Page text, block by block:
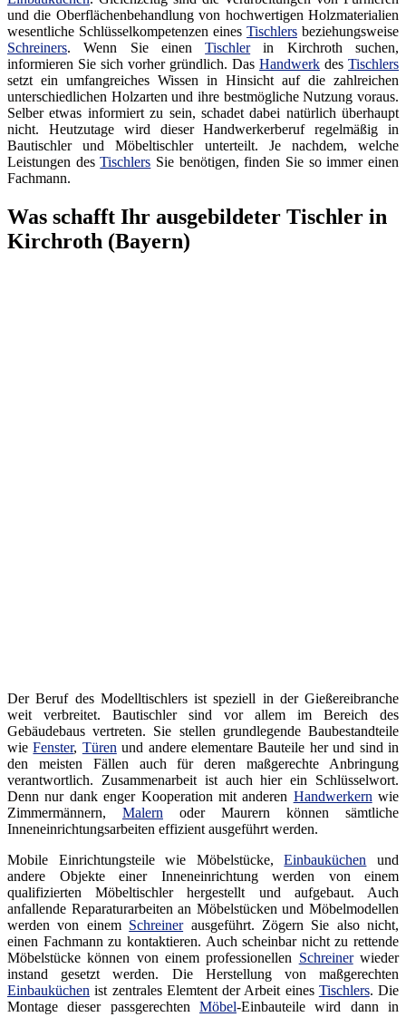
und die Oberflächenbehandlung von hochwertigen Holzmaterialien
wesentliche Schlüsselkompetenzen eines Tischlers beziehungsweise
Schreiners. Wenn Sie einenTischlerin Kirchroth suchen,
informieren Sie sich vorher gründlich. Das Handwerk des Tischlers
setzt ein umfangreiches Wissen in Hinsicht auf die zahlreichen
unterschiedlichen Holzarten und ihre bestmögliche Nutzung voraus.
Selber etwas informiert zu sein, schadet dabei natürlich überhaupt
nicht. Heutzutage wird dieser Handwerkerberuf regelmäßig in
Bautischler und Möbeltischler unterteilt. Je nachdem, welche
Leistungen desTischlers Sie benötigen, finden Sie so immer einen
Fachmann.
Was schafft Ihr ausgebildeter Tischler in
Kirchroth (Bayern)
Der Beruf des Modelltischlers ist speziell in der Gießereibranche
weit verbreitet. Bautischler sind vor allem im Bereich des
Gebäudebaus vertreten. Sie stellen grundlegende Baubestandteile
wieFenster, Türen und andere elementare Bauteile her und sind in
den meisten Fällen auch für deren maßgerechte Anbringung
verantwortlich. Zusammenarbeit ist auch hier ein Schlüsselwort.
Denn nur dank enger Kooperation mit anderen Handwerkern wie
Zimmermännern, Malern oder Maurern können sämtliche
Inneneinrichtungsarbeiten effizient ausgeführt werden.
Mobile Einrichtungsteile wie Möbelstücke,Einbauküchen und
andere Objekte einer Inneneinrichtung werden von einem
qualifizierten Möbeltischler hergestellt und aufgebaut. Auch
anfallende Reparaturarbeiten an Möbelstücken und Möbelmodellen
werden von einem Schreinerausgeführt. Zögern Sie also nicht,
einen Fachmann zu kontaktieren. Auch scheinbar nicht zu rettende
Möbelstücke können von einem professionellen Schreinerwieder
instand gesetzt werden. Die Herstellung von maßgerechten
Einbauküchen ist zentrales Elemtent der Arbeit eines Tischlers. Die
Montage dieser passgerechten Möbel-Einbauteile wird dann in